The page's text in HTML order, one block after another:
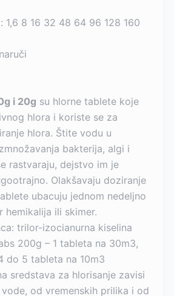
1,6 8 16 32 48 64 96 128 160
i 20g su hlorne tablete koje
hlora i koriste se za
hlora. Štite vodu u
bakterija, algi i
rastvaraju, dejstvo im je
Olakšavaju doziranje
ubacuju jednom nedeljno
hemikalija ili skimer.
trilor-izocianurna kiselina
200g – 1 tableta na 30m3,
do 5 tableta na 10m3
sredstava za hlorisanje zavisi
od vremenskih prilika i od